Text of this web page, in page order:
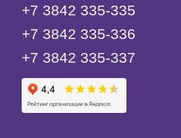
+7 3842 335‑335
+7 3842 335‑336
+7 3842 335‑337